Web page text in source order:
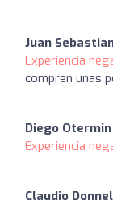
Juan
Experiencia
compren unas
Diego Otermin
Experiencia
Claudio